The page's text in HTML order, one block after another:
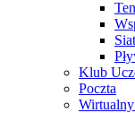
Klub
Poczta